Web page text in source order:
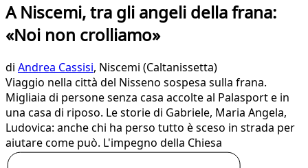
A Niscemi, tra gli angeli della frana:
«Noi non crolliamo»
di Andrea Cassisi, Niscemi (Caltanissetta)
Viaggio nella città del Nisseno sospesa sulla frana.
Migliaia di persone senza casa accolte al Palasport e in
una casa di riposo. Le storie di Gabriele, Maria Angela,
Ludovica: anche chi ha perso tutto è sceso in strada per
aiutare come può. L'impegno della Chiesa